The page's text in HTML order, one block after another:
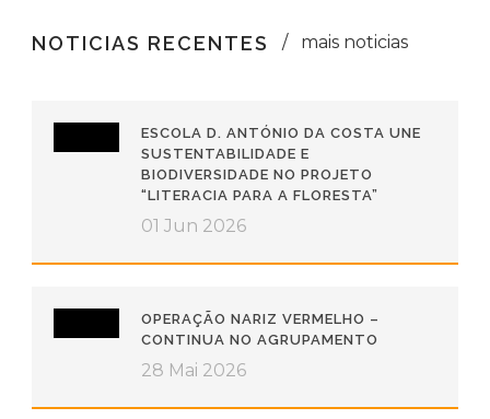
NOTICIAS RECENTES mais noticias
ESCOLA D. ANTÓNIO DA COSTA UNE
SUSTENTABILIDADE E
BIODIVERSIDADE NO PROJETO
“LITERACIA PARA A FLORESTA”
01 Jun 2026
OPERAÇÃO NARIZ VERMELHO –
CONTINUA NO AGRUPAMENTO
28 Mai 2026